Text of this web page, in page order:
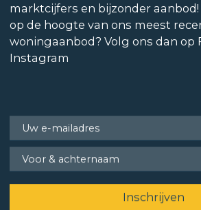
marktcijfers en bijzonder
op de hoogte van ons meest
woningaanbod? Volg ons dan op
Instagram